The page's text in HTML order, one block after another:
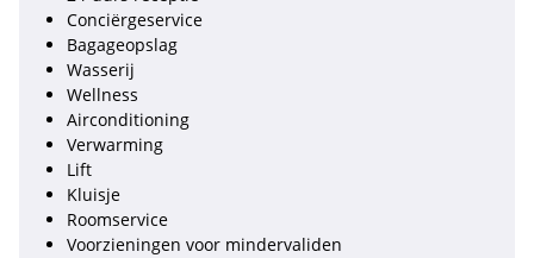
Conciërgeservice
Bagageopslag
Wasserij
Wellness
Airconditioning
Verwarming
Lift
Kluisje
Roomservice
Voorzieningen voor mindervaliden